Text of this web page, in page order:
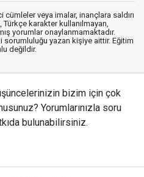
veya imalar, inançlara saldırı
Türkçe karakter kullanılmayan,
yorumlar onaylanmamaktadır.
sorumluluğu yazan kişiye aittir. Eğitim
değildir.
bizim için çok
Yorumlarınızla soru
bulunabilirsiniz.